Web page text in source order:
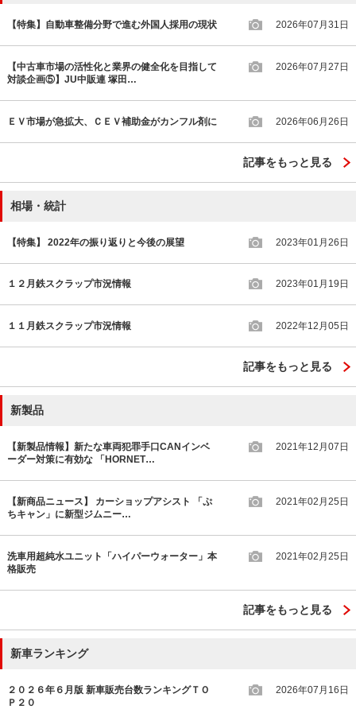
【特集】自動車整備分野で進む外国人採用の現状 2026年07月31日
【中古車市場の活性化と業界の健全化を目指して
対談企画⑤】JU中販連 塚田…
2026年07月27日
ＥＶ市場が急拡大、ＣＥＶ補助金がカンフル剤に 2026年06月26日
記事をもっと見る
相場・統計
【特集】 2022年の振り返りと今後の展望 2023年01月26日
１２月鉄スクラップ市況情報 2023年01月19日
１１月鉄スクラップ市況情報 2022年12月05日
記事をもっと見る
新製品
【新製品情報】新たな車両犯罪手口CANインベ
ーダー対策に有効な 「HORNET…
2021年12月07日
【新商品ニュース】 カーショップアシスト 「ぷ
ちキャン」に新型ジムニー…
2021年02月25日
洗車用超純水ユニット「ハイパーウォーター」本
格販売
2021年02月25日
記事をもっと見る
新車ランキング
２０２６年６月版 新車販売台数ランキングＴＯ
Ｐ２０
2026年07月16日